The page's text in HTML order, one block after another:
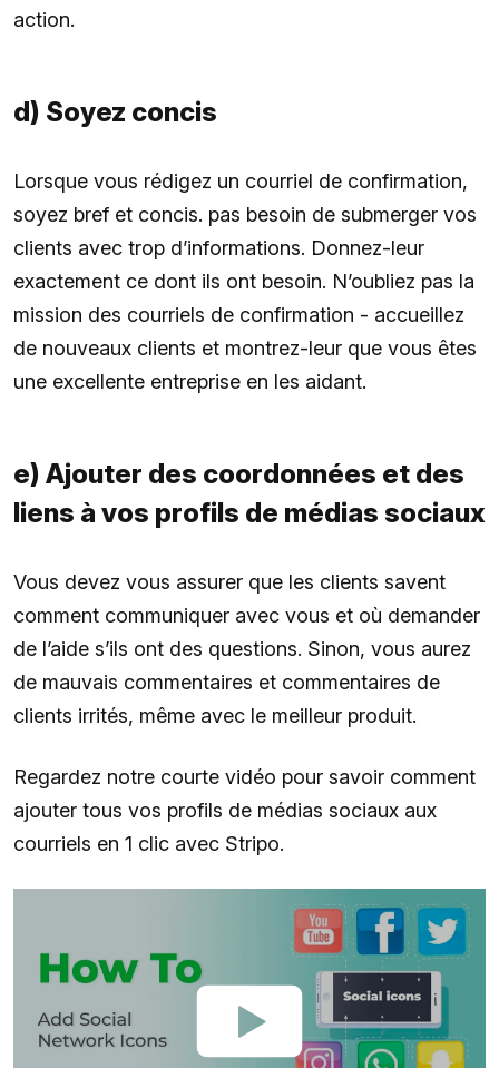
action.
d) Soyez concis
Lorsque vous rédigez un courriel de confirmation,
soyez bref et concis. pas besoin de submerger vos
clients avec trop d’informations. Donnez-leur
exactement ce dont ils ont besoin. N’oubliez pas la
mission des courriels de confirmation - accueillez
de nouveaux clients et montrez-leur que vous êtes
une excellente entreprise en les aidant.
e) Ajouter des coordonnées et des
liens à vos profils de médias sociaux
Vous devez vous assurer que les clients savent
comment communiquer avec vous et où demander
de l’aide s’ils ont des questions. Sinon, vous aurez
de mauvais commentaires et commentaires de
clients irrités, même avec le meilleur produit.
Regardez notre courte vidéo pour savoir comment
ajouter tous vos profils de médias sociaux aux
courriels en 1 clic avec Stripo.